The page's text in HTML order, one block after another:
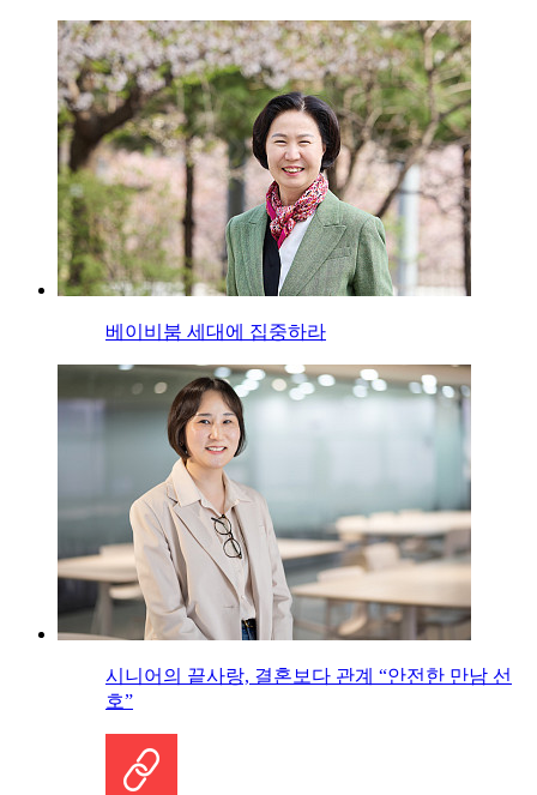
베이비붐 세대에 집중하라
시니어의 끝사랑, 결혼보다 관계 “안전한 만남 선
호”